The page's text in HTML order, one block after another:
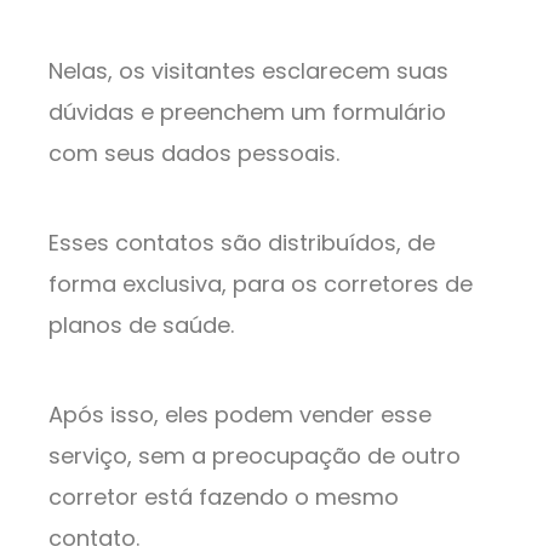
Nelas, os visitantes esclarecem suas
dúvidas e preenchem um formulário
com seus dados pessoais.
Esses contatos são distribuídos, de
forma exclusiva, para os corretores de
planos de saúde.
Após isso, eles podem vender esse
serviço, sem a preocupação de outro
corretor está fazendo o mesmo
contato.